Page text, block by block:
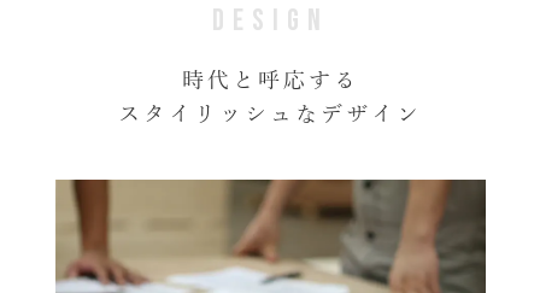
DESIGN
時代と呼応する
スタイリッシュなデザイン